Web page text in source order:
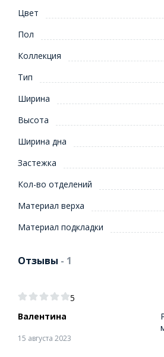
Цвет
Пол
Коллекция
Тип
Ширина
Высота
Ширина дна
Застежка
Кол-во отделений
Материал верха
Материал подкладки
Отзывы - 1
5
Валентина
15 августа 2023